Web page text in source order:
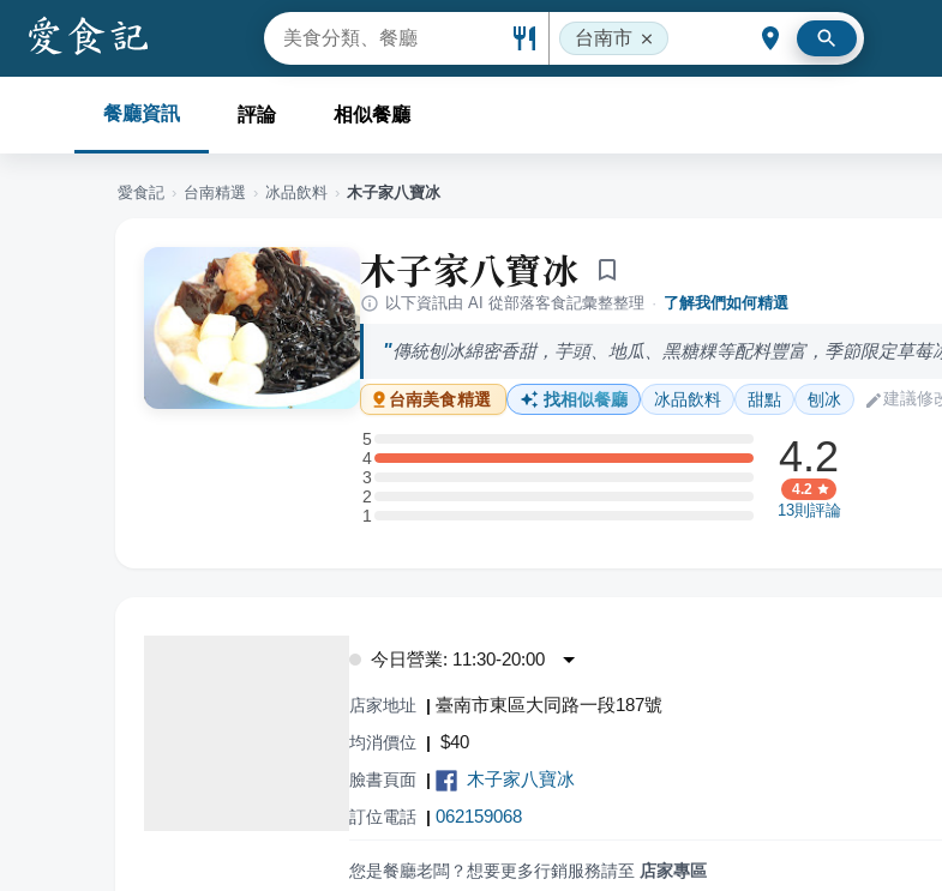
台南市
餐廳資訊 評論 相似餐廳
愛食記 › 台南精選 › 冰品飲料 › 木子家八寶冰
木子家八寶冰
以下資訊由 AI 從部落客食記彙整整理 · 了解我們如何精選
傳統刨冰綿密香甜，芋頭、地瓜、黑糖粿等配料豐富，季節限定草莓
台南美食精選 找相似餐廳 冰品飲料 甜點 刨冰 建議修
5
5 星：0 則評論
4
4 星：3 則評論
3
3 星：0 則評論
2
2 星：0 則評論
11 星：0 則評論
4.2
4.2
13則評論
今日營業: 11:30-20:00
店家地址 | 臺南市東區大同路一段187號
均消價位 | $40
臉書頁面 | 木子家八寶冰
訂位電話 | 062159068
您是餐廳老闆？想要更多行銷服務請至 店家專區